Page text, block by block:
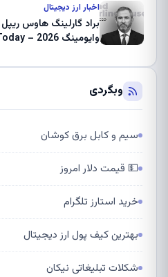
اخبار ارز دیجیتال
براد گارلینگ هاوس
وایومینگ 2026 – U.Today
وبگردی
سیم و کابل برق کوشان
💵 قیمت دلار امروز
خرید استارز تلگرام
بهترین کیف پول ارز دیجیتال
شکلات تبلیغاتی نیکان